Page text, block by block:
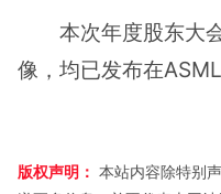
本次年度股东大
像，均已发布在ASML
版权声明： 本站内容除特别